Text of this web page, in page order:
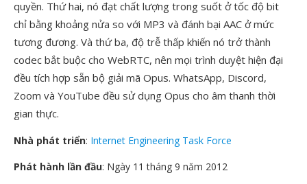
quyền. Thứ hai, nó đạt chất lượng trong suốt ở tốc độ bit
chỉ bằng khoảng nửa so với MP3 và đánh bại AAC ở mức
tương đương. Và thứ ba, độ trễ thấp khiến nó trở thành
codec bắt buộc cho WebRTC, nên mọi trình duyệt hiện đại
đều tích hợp sẵn bộ giải mã Opus. WhatsApp, Discord,
Zoom và YouTube đều sử dụng Opus cho âm thanh thời
gian thực.
Nhà phát triển: Internet Engineering Task Force
Phát hành lần đầu: Ngày 11 tháng 9 năm 2012